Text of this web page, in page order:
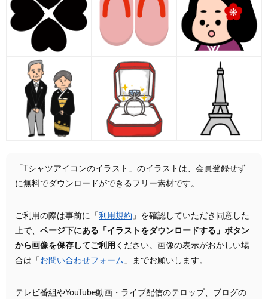
「Tシャツアイコンのイラスト」のイラストは、会員登録せず
に無料でダウンロードができるフリー素材です。
ご利用の際は事前に「 利用規約 」を確認していただき同意した
上で、 ページ下にある「イラストをダウンロードする」ボタン
から画像を保存してご利用 ください。画像の表示がおかしい場
合は「 お問い合わせフォーム 」までお願いします。
テレビ番組やYouTube動画・ライブ配信のテロップ、ブログの